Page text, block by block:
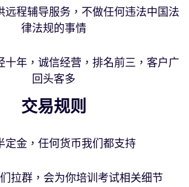
远程辅导服务，不做任何违法中国法
律法规的事情
十年，诚信经营，排名前三，客户广
回头客多
交易规则
定金，任何货币我们都支持
拉群，会为你培训考试相关细节